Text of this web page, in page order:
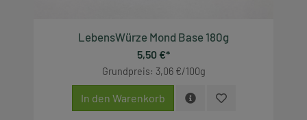
LebensWürze Mond Base 180g
5,50 €*
Grundpreis: 3,06 €/100g
In den Warenkorb